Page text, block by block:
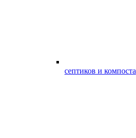
септиков и компоста